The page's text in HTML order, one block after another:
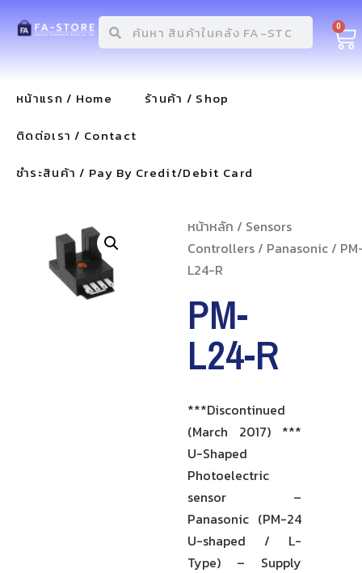
0
หน้าแรก / Home
ร้านค้า / Shop
ติดต่อเรา / Contact
ชำระสินค้า / Pay By Credit/Debit Card
หน้าหลัก / Sensors
Controllers/ Panasonic/
L24-R
PM-
L24-R
***Discontinued
(March 2017) ***
U-Shaped
Photoelectric
sensor –
Panasonic (PM-24
U-shaped / L-
Type) – Supply